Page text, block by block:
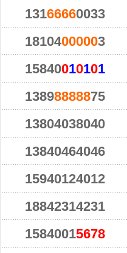
13166660033
18104000003
15840010101
13898888875
13804038040
13840464046
15940124012
18842314231
15840015678